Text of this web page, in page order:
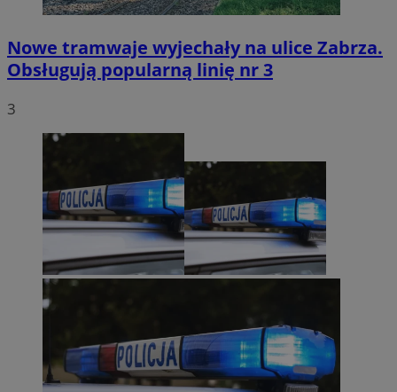
Nowe tramwaje wyjechały na ulice Zabrza.
Obsługują popularną linię nr 3
3